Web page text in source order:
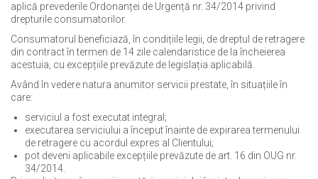
aplică prevederile Ordonanței de Urgență nr. 34/2014 privind
drepturile consumatorilor.
Consumatorul beneficiază, în condițiile legii, de dreptul de retragere
din contract în termen de 14 zile calendaristice de la încheierea
acestuia, cu excepțiile prevăzute de legislația aplicabilă.
Având în vedere natura anumitor servicii prestate, în situațiile în
care:
serviciul a fost executat integral;
executarea serviciului a început înainte de expirarea termenului
de retragere cu acordul expres al Clientului;
pot deveni aplicabile excepțiile prevăzute de art. 16 din OUG nr.
34/2014.